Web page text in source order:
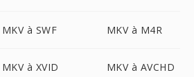
MKV à SWF MKV à M4R
MKV à XVID MKV à AVCHD